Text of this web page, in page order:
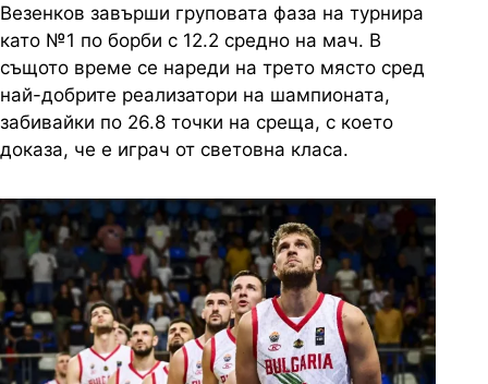
Везенков завърши груповата фаза на турнира
като №1 по борби с 12.2 средно на мач. В
същото време се нареди на трето място сред
най-добрите реализатори на шампионата,
забивайки по 26.8 точки на среща, с което
доказа, че е играч от световна класа.